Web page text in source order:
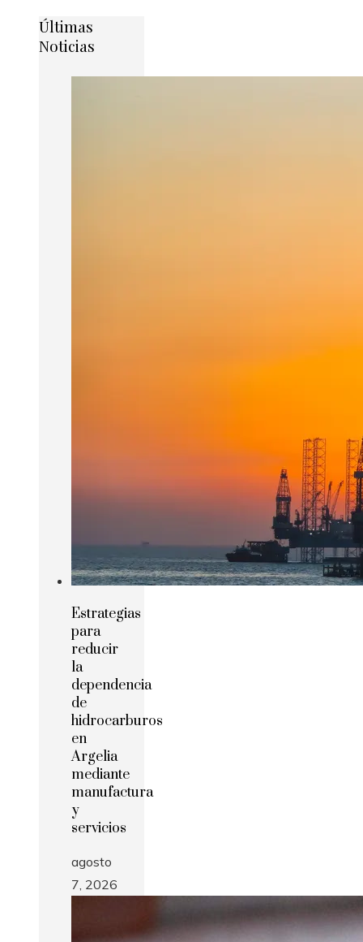
Últimas
Noticias
Estrategias
para
reducir
la
dependencia
de
hidrocarburos
en
Argelia
mediante
manufactura
y
servicios
agosto
7, 2026